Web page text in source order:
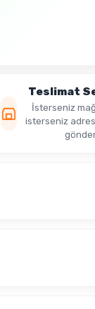
Teslimat
İsterseniz
isterseniz